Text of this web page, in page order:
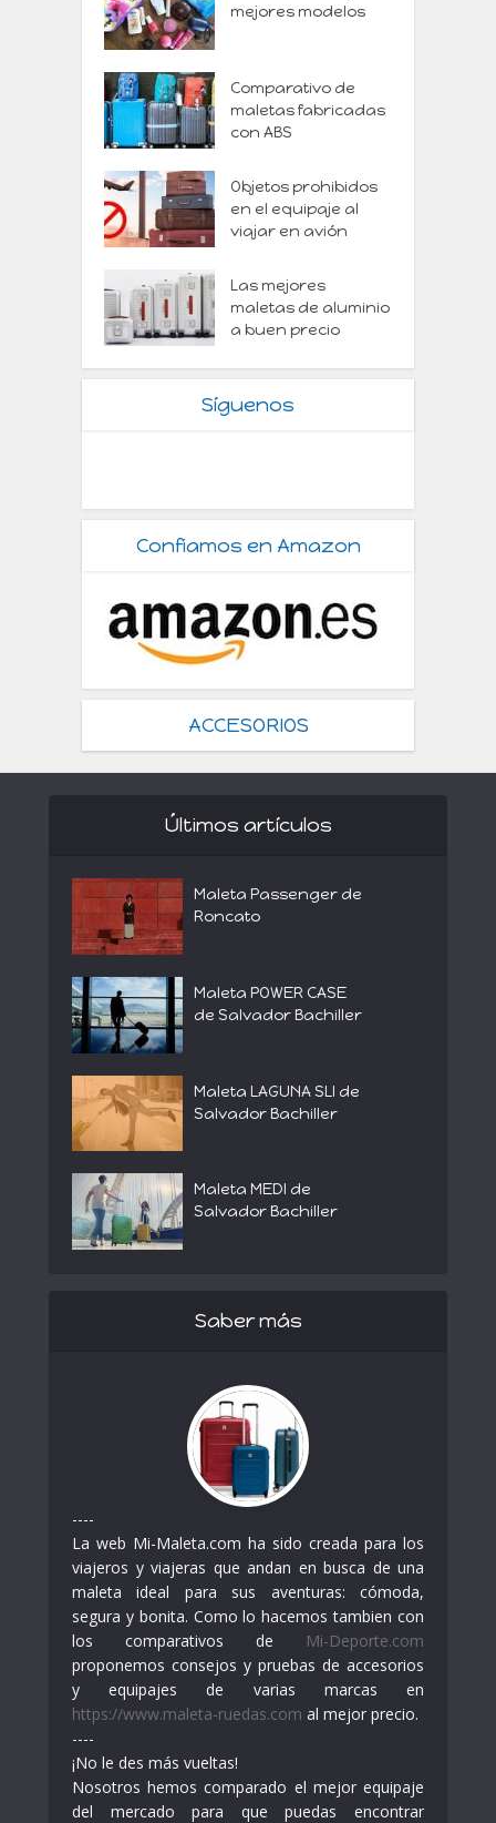
mejores modelos
Comparativo de
maletas fabricadas
con ABS
Objetos prohibidos
en el equipaje al
viajar en avión
Las mejores
maletas de aluminio
a buen precio
Síguenos
Confiamos en Amazon
ACCESORIOS
Últimos artículos
Maleta Passenger de
Roncato
Maleta POWER CASE
de Salvador Bachiller
Maleta LAGUNA SLI de
Salvador Bachiller
Maleta MEDI de
Salvador Bachiller
Saber más
----
La web Mi-Maleta.com ha sido creada para los
viajeros y viajeras que andan en busca de una
maleta ideal para sus aventuras: cómoda,
segura y bonita. Como lo hacemos tambien con
los comparativos de
Mi-Deporte.com
proponemos consejos y pruebas de accesorios
y equipajes de varias marcas en
https://www.maleta-ruedas.com al mejor precio.
----
¡No le des más vueltas!
Nosotros hemos comparado el mejor equipaje
del mercado para que puedas encontrar